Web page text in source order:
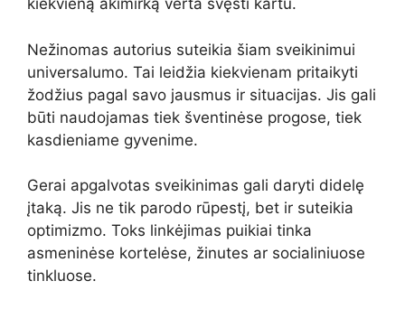
kiekvieną akimirką verta švęsti kartu.
Nežinomas autorius suteikia šiam sveikinimui
universalumo. Tai leidžia kiekvienam pritaikyti
žodžius pagal savo jausmus ir situacijas. Jis gali
būti naudojamas tiek šventinėse progose, tiek
kasdieniame gyvenime.
Gerai apgalvotas sveikinimas gali daryti didelę
įtaką. Jis ne tik parodo rūpestį, bet ir suteikia
optimizmo. Toks linkėjimas puikiai tinka
asmeninėse kortelėse, žinutes ar socialiniuose
tinkluose.